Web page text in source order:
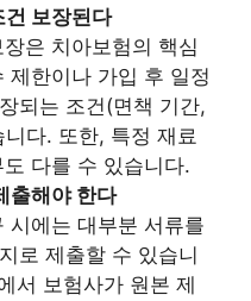
건 보장된다
은 치아보험의 핵심
제한이나 가입 후 일정
되는 조건(면책 기간,
다. 또한, 특정 재료
다를 수 있습니다.
출해야 한다
시에는 대부분 서류를
로 제출할 수 있습니
서 보험사가 원본 제